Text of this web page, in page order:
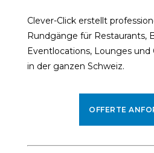
Clever-Click erstellt
Rundgänge für Restaurants,
Eventlocations, Lounges
in der ganzen Schweiz.
OFFERTE